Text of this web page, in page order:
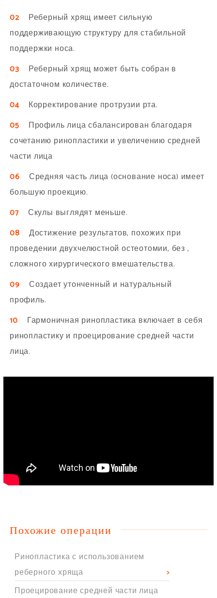
02Реберный хрящ имеет сильную
поддерживающую структуру для стабильной
поддержки носа.
03 Реберный хрящ может быть собран в
достаточном количестве.
04Корректирование протрузии рта.
05 Профиль лица сбалансирован благодаря
сочетанию ринопластики и увеличению средней
части лица
06 Средняя часть лица (основание носа) имеет
большую проекцию.
07Скулы выглядят меньше.
08 Достижение результатов, похожих при
проведении двухчелюстной остеотомии, без ,
сложного хирургического вмешательства.
09 Создает утонченный и натуральный
профиль.
10 Гармоничная ринопластика включает в себя
ринопластику и проецирование средней части
лица.
Похожие операции
Ринопластика с использованием
реберного хряща
Проецирование средней части лица